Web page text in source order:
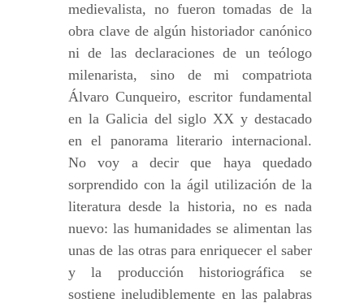
medievalista, no fueron tomadas de la
obra clave de algún historiador canónico
ni de las declaraciones de un teólogo
milenarista, sino de mi compatriota
Álvaro Cunqueiro, escritor fundamental
en la Galicia del siglo XX y destacado
en el panorama literario internacional.
No voy a decir que haya quedado
sorprendido con la ágil utilización de la
literatura desde la historia, no es nada
nuevo: las humanidades se alimentan las
unas de las otras para enriquecer el saber
y la producción historiográfica se
sostiene ineludiblemente en las palabras